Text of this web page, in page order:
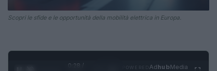
Scopri le sfide e le opportunità della mobilità elettrica in Europa.
0:28 /
AdhubMedia